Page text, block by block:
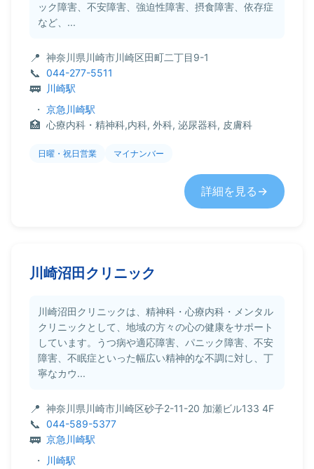
ック障害、不安障害、強迫性障害、摂食障害、依存症
など、...
神奈川県川崎市川崎区田町二丁目9-1
044-277-5511
川崎駅
・ 京急川崎駅
心療内科・精神科,内科, 外科, 泌尿器科, 皮膚科
日曜・祝日営業 マイナンバー
詳細を見る
川崎沼田クリニック
川崎沼田クリニックは、精神科・心療内科・メンタル
クリニックとして、地域の方々の心の健康をサポート
しています。うつ病や適応障害、パニック障害、不安
障害、不眠症といった幅広い精神的な不調に対し、丁
寧なカウ...
神奈川県川崎市川崎区砂子2-11-20 加瀬ビル133 4F
044-589-5377
京急川崎駅
・
川崎駅